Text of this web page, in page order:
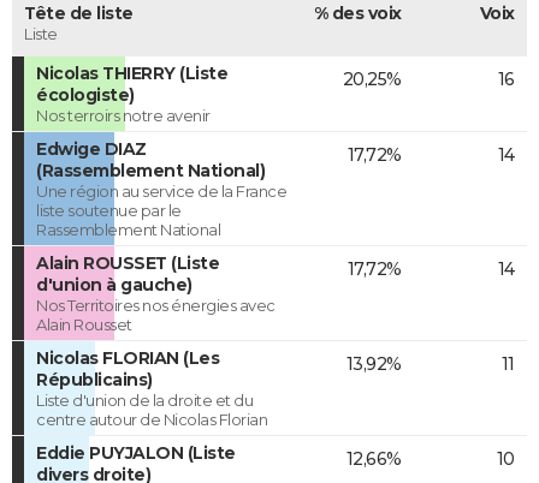
Tête de liste
Liste
% des voix Voix
Nicolas THIERRY (Liste
écologiste)
Nos terroirs notre avenir
20,25% 16
Edwige DIAZ
(Rassemblement National)
Une région au service de la France
liste soutenue par le
Rassemblement National
17,72% 14
Alain ROUSSET (Liste
d'union à gauche)
Nos Territoires nos énergies avec
Alain Rousset
17,72% 14
Nicolas FLORIAN (Les
Républicains)
Liste d'union de la droite et du
centre autour de Nicolas Florian
13,92% 11
Eddie PUYJALON (Liste
divers droite)
12,66% 10